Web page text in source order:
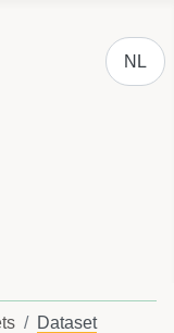
NL
Dataset